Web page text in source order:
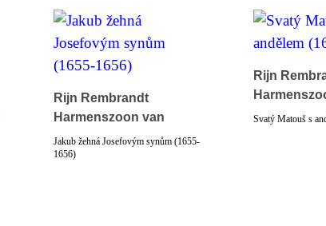
Rijn Rembrandt
Harmenszoon van
Jakub žehná Josefovým synům (1655-
1656)
Rijn
Svatý Matouš s